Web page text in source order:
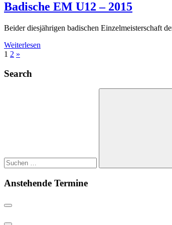
Badische EM U12 – 2015
Beider diesjährigen badischen Einzelmeisterschaft
Weiterlesen
Seitennummerierung
der
1 2 Nächste
»
Search
Anstehende Termine